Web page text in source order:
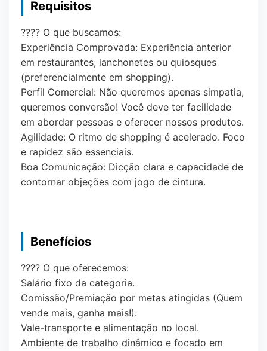
Requisitos
???? O que buscamos:
Experiência Comprovada: Experiência anterior
em restaurantes, lanchonetes ou quiosques
(preferencialmente em shopping).
Perfil Comercial: Não queremos apenas simpatia,
queremos conversão! Você deve ter facilidade
em abordar pessoas e oferecer nossos produtos.
Agilidade: O ritmo de shopping é acelerado. Foco
e rapidez são essenciais.
Boa Comunicação: Dicção clara e capacidade de
contornar objeções com jogo de cintura.
Benefícios
???? O que oferecemos:
Salário fixo da categoria.
Comissão/Premiação por metas atingidas (Quem
vende mais, ganha mais!).
Vale-transporte e alimentação no local.
Ambiente de trabalho dinâmico e focado em